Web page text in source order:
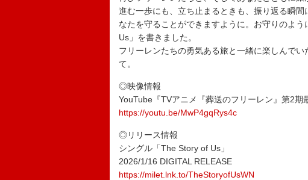
進む一歩にも、立ち止まるときも、振り返る瞬
なたを守ることができますように。お守りのよ
Us」を書きました。
フリーレンたちの勇気ある旅と一緒に楽しんで
て。
◎映像情報
YouTube『TVアニメ『葬送のフリーレン』第2期
https://youtu.be/MwP4gqRys4c
◎リリース情報
シングル「The Story of Us」
2026/1/16 DIGITAL RELEASE
https://milet.lnk.to/TheStoryofUsWN